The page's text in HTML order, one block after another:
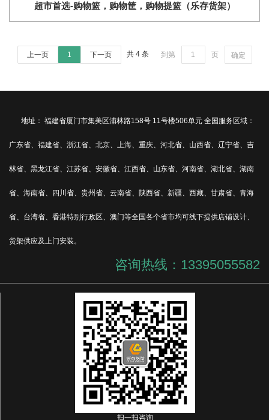
超市首选-购物篮，购物筐，购物提篮（乐存货架）
上一页 1 下一页 共 4 条 到第 页 确定
地址： 福建省厦门市集美区浦林路158号 11号楼506单元 全国服务区域：
广东省、福建省、浙江省、北京、上海、重庆、河北省、山西省、辽宁省、吉
林省、黑龙江省、江苏省、安徽省、江西省、山东省、河南省、湖北省、湖南
省、海南省、四川省、贵州省、云南省、陕西省、新疆、西藏、甘肃省、青海
省、台湾省、香港特别行政区、澳门等全国各个省市均可线下提供店铺设计、
货架供应及上门安装。
咨询热线：13395055582
扫一扫咨询